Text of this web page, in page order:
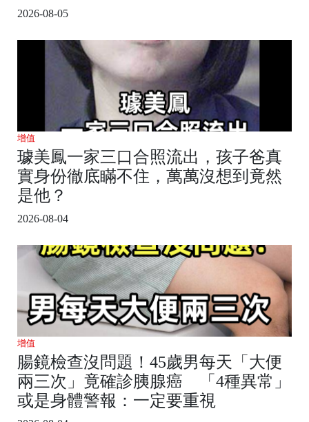
2026-08-05
增值
璩美鳳一家三口合照流出，孩子爸真
實身份徹底瞞不住，萬萬沒想到竟然
是他？
2026-08-04
增值
腸鏡檢查沒問題！45歲男每天「大便
兩三次」竟確診胰腺癌 「4種異常」
或是身體警報：一定要重視